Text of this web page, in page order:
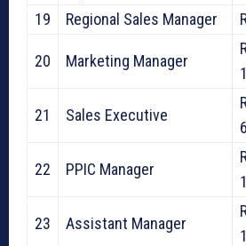
19
Regional Sales Manager
20 Marketing Manager
21 Sales Executive
22 PPIC Manager
23 Assistant Manager